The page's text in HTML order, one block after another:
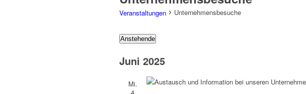
Veranstaltungen Unternehmensbesuche
Veranstaltungen
Anstehende
wählen.
Juni 2025
Mi.